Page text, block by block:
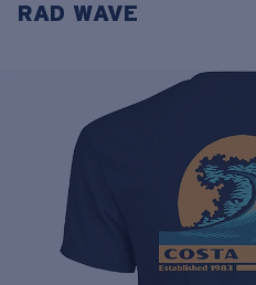
OBJECTIF MIS À JOUR
Prix :
Quantité:
RAD WAVE